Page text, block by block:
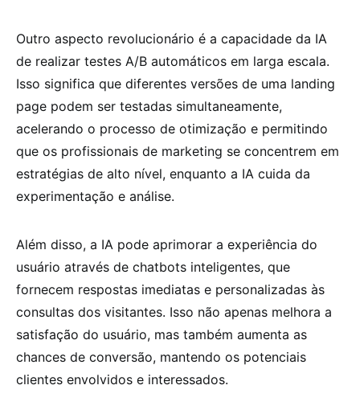
Outro aspecto revolucionário é a capacidade da IA
de realizar testes A/B automáticos em larga escala.
Isso significa que diferentes versões de uma landing
page podem ser testadas simultaneamente,
acelerando o processo de otimização e permitindo
que os profissionais de marketing se concentrem em
estratégias de alto nível, enquanto a IA cuida da
experimentação e análise.
Além disso, a IA pode aprimorar a experiência do
usuário através de chatbots inteligentes, que
fornecem respostas imediatas e personalizadas às
consultas dos visitantes. Isso não apenas melhora a
satisfação do usuário, mas também aumenta as
chances de conversão, mantendo os potenciais
clientes envolvidos e interessados.